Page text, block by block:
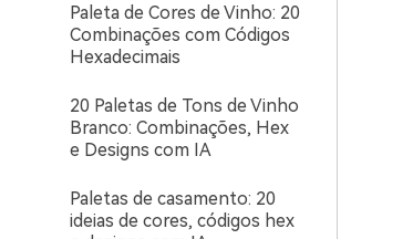
Paleta de Cores de Vinho: 20
Combinações com Códigos
Hexadecimais
20 Paletas de Tons de Vinho
Branco: Combinações, Hex
e Designs com IA
Paletas de casamento: 20
ideias de cores, códigos hex